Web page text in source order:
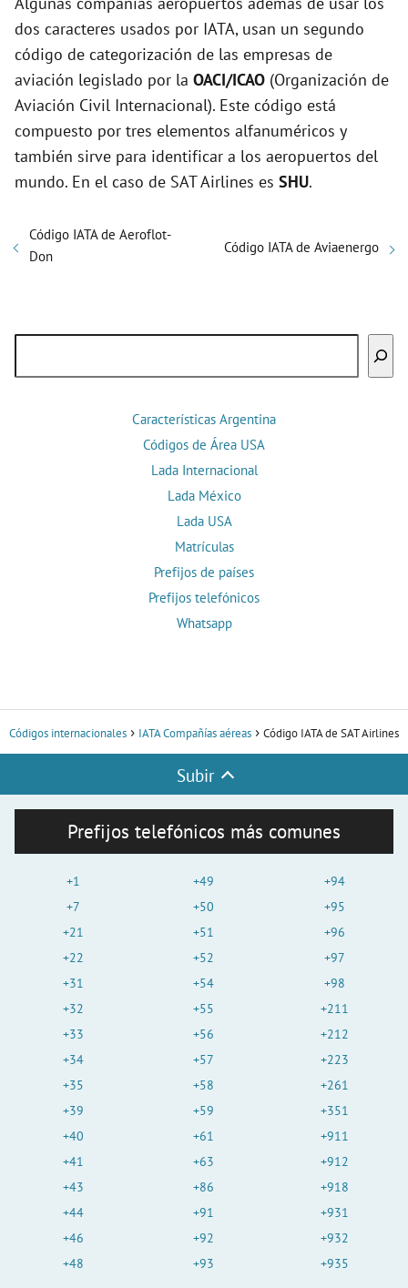
dos caracteres usados por IATA, usan un segundo
código de categorización de las empresas de
aviación legislado por la OACI/ICAO (Organización de
Aviación Civil Internacional). Este código está
compuesto por tres elementos alfanuméricos y
también sirve para identificar a los aeropuertos del
mundo. En el caso de SAT Airlines es SHU.
Código IATA de Aeroflot-
Don
Código IATA de Aviaenergo
Características Argentina
Códigos de Área USA
Lada Internacional
Lada México
Lada USA
Matrículas
Prefijos de países
Prefijos telefónicos
Whatsapp
Códigos internacionales IATA Compañías aéreas Código IATA de SAT Airlines
Subir
Prefijos telefónicos más comunes
+1
+7
+21
+22
+31
+32
+33
+34
+35
+39
+40
+41
+43
+44
+46
+48
+49
+50
+51
+52
+54
+55
+56
+57
+58
+59
+61
+63
+86
+91
+92
+93
+94
+95
+96
+97
+98
+211
+212
+223
+261
+351
+911
+912
+918
+931
+932
+935